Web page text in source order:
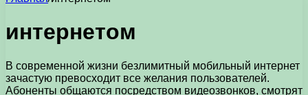
интернетом
В современной жизни безлимитный мобильный интернет
зачастую превосходит все желания пользователей.
Абоненты общаются посредством видеозвонков, смотрят